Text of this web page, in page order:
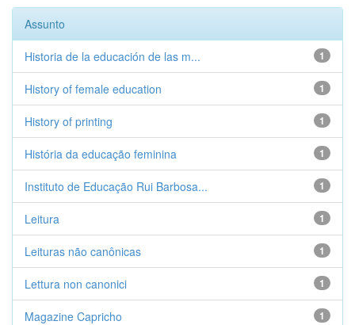
Assunto
1
Historia de la educación de las m...
1
History of female education
1
History of printing
1
História da educação feminina
1
Instituto de Educação Rui Barbosa...
1
Leitura
1
Leituras não canônicas
1
Lettura non canonici
1
Magazine Capricho